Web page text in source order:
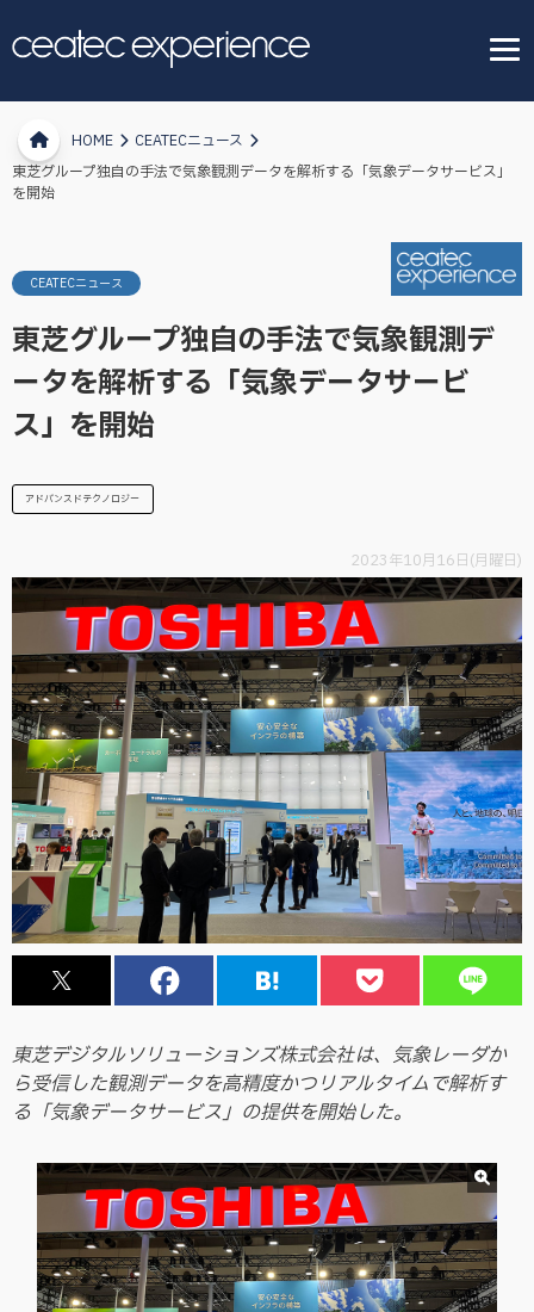
HOME
CEATECニュース
東芝グループ独自の手法で気象観測データを解析する「気象データサービス」
を開始
CEATECニュース
東芝グループ独自の手法で気象観測デ
ータを解析する「気象データサービ
ス」を開始
アドバンスドテクノロジー
2023年10月16日(月曜日)
東芝デジタルソリューションズ株式会社は、気象レーダか
ら受信した観測データを高精度かつリアルタイムで解析す
る「気象データサービス」の提供を開始した。